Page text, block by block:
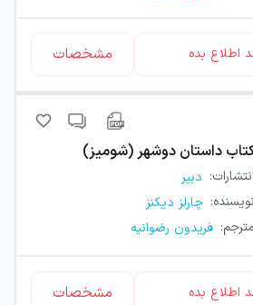
اطلاع بده مشخصات
داستان دوشهر (شومیز)
انتشارات: دبیر
نویسنده: چارلز دیکنز
مترجم: فریدون رضوانیه
اطلاع بده مشخصات